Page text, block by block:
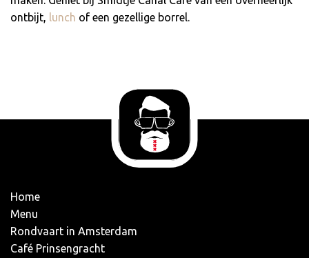
ontbijt, lunch of een gezellige borrel.
Home
Menu
Rondvaart in Amsterdam
Café Prinsengracht